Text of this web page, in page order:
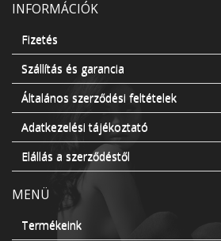
INFORMÁCIÓK
Fizetés
Szállítás és garancia
Általános szerződési feltételek
Adatkezelési tájékoztató
Elállás a szerződéstől
MENÜ
Termékeink